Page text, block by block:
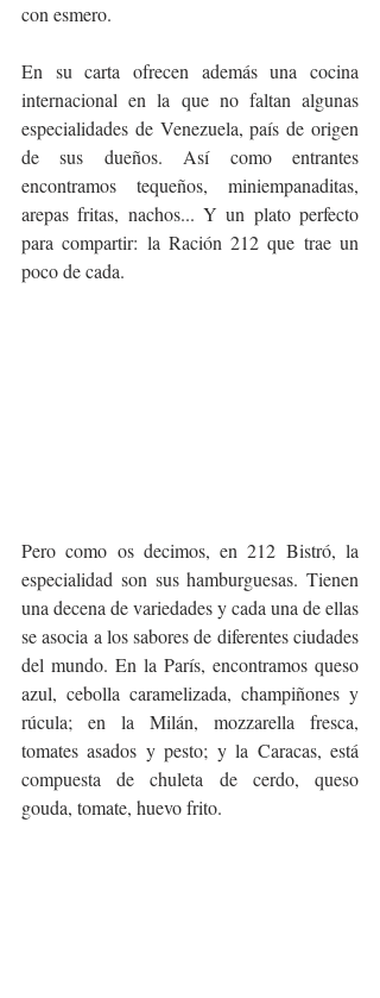
con esmero.
En su carta ofrecen además una cocina
internacional en la que no faltan algunas
especialidades de Venezuela, país de origen
de sus dueños. Así como entrantes
encontramos tequeños, miniempanaditas,
arepas fritas, nachos... Y un plato perfecto
para compartir: la Ración 212 que trae un
poco de cada.
Pero como os decimos, en 212 Bistró, la
especialidad son sus hamburguesas. Tienen
una decena de variedades y cada una de ellas
se asocia a los sabores de diferentes ciudades
del mundo. En la París, encontramos queso
azul, cebolla caramelizada, champiñones y
rúcula; en la Milán, mozzarella fresca,
tomates asados y pesto; y la Caracas, está
compuesta de chuleta de cerdo, queso
gouda, tomate, huevo frito.